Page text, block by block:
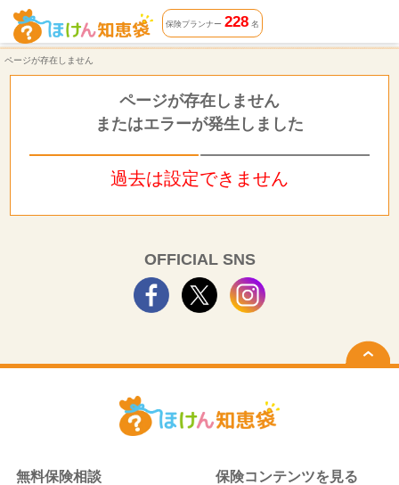
ページが存在しません | ほけん知恵袋
保険プランナー 228名
ページが存在しません
ページが存在しません
またはエラーが発生しました
過去は設定できません
OFFICIAL SNS
無料保険相談 保険コンテンツを見る